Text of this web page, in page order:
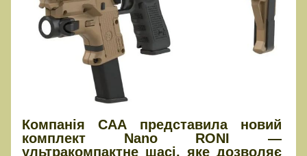
Компанія CAA представила новий
комплект Nano RONI —
ультракомпактне шасі, яке дозволяє